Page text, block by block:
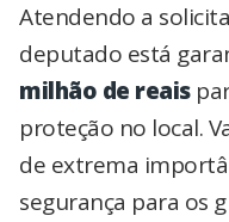
Atendendo a
deputado está
milhão de reais
proteção no local.
de extrema
segurança para os